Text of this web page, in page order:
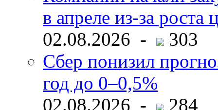
в апреле из-за роста
02.08.2026 -
303
Сбер понизил
год до 0–0,5%
02.08.2026 -
284